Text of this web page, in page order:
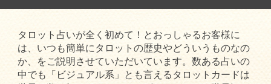
タロット占いが全く初めて！とおっしゃるお客様に
は、いつも簡単にタロットの歴史やどういうものなの
か、をご説明させていただいています。数ある占いの
中でも「ビジュアル系」とも言えるタロットカードは